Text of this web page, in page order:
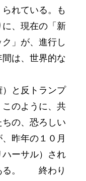
れている。も
、現在の「新
」が、進行し
は、世界的な
と反トランプ
のように、共
の、恐ろしい
昨年の１０月
ーサル）され
る。 終わり